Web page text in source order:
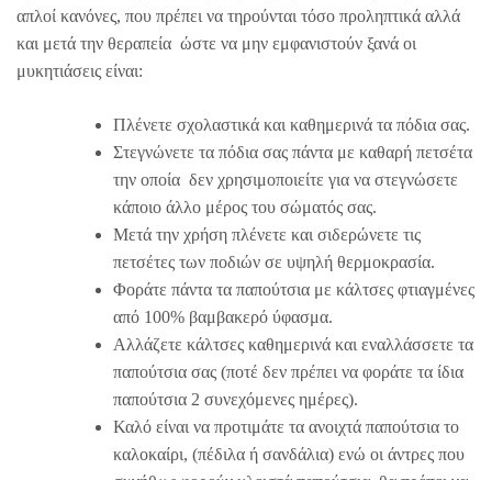
απλοί κανόνες, που πρέπει να τηρούνται τόσο προληπτικά αλλά
και μετά την θεραπεία ώστε να μην εμφανιστούν ξανά οι
μυκητιάσεις είναι:
Πλένετε σχολαστικά και καθημερινά τα πόδια σας.
Στεγνώνετε τα πόδια σας πάντα με καθαρή πετσέτα
την οποία δεν χρησιμοποιείτε για να στεγνώσετε
κάποιο άλλο μέρος του σώματός σας.
Μετά την χρήση πλένετε και σιδερώνετε τις
πετσέτες των ποδιών σε υψηλή θερμοκρασία.
Φοράτε πάντα τα παπούτσια με κάλτσες φτιαγμένες
από 100% βαμβακερό ύφασμα.
Αλλάζετε κάλτσες καθημερινά και εναλλάσσετε τα
παπούτσια σας (ποτέ δεν πρέπει να φοράτε τα ίδια
παπούτσια 2 συνεχόμενες ημέρες).
Καλό είναι να προτιμάτε τα ανοιχτά παπούτσια το
καλοκαίρι, (πέδιλα ή σανδάλια) ενώ οι άντρες που